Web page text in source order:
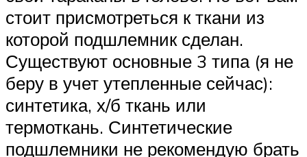
стоит присмотреться к ткани из
которой подшлемник сделан.
Существуют основные 3 типа (я не
беру в учет утепленные сейчас):
синтетика, х/б ткань или
термоткань. Синтетические
подшлемники не рекомендую брать